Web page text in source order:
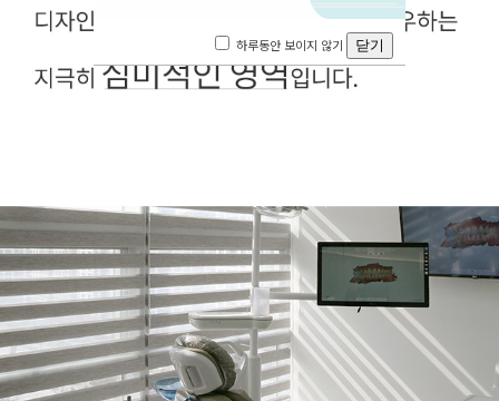
하루동안 보이지 않기